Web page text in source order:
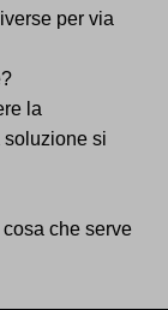
per via
la
soluzione si
che serve